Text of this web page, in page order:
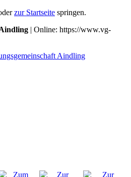
zur Startseite springen.
| Online: https://www.vg-